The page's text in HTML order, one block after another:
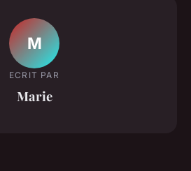
M
ECRIT PAR
Marie